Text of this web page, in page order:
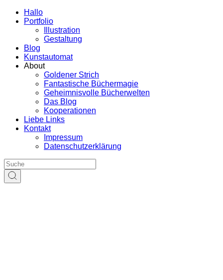
Hallo
Portfolio
Illustration
Gestaltung
Blog
Kunstautomat
About
Goldener Strich
Fantastische Büchermagie
Geheimnisvolle Bücherwelten
Das Blog
Kooperationen
Liebe Links
Kontakt
Impressum
Datenschutzerklärung